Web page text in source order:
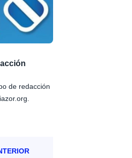
de redacción